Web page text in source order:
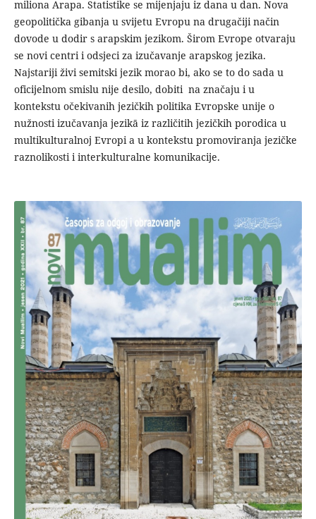
miliona Arapa. Statistike se mijenjaju iz dana u dan. Nova
geopolitička gibanja u svijetu Evropu na drugačiji način
dovode u dodir s arapskim jezikom. Širom Evrope otvaraju
se novi centri i odsjeci za izučavanje arapskog jezika.
Najstariji živi semitski jezik morao bi, ako se to do sada u
oficijelnom smislu nije desilo, dobiti na značaju i u
kontekstu očekivanih jezičkih politika Evropske unije o
nužnosti izučavanja jezikā iz različitih jezičkih porodica u
multikulturalnoj Evropi a u kontekstu promoviranja jezičke
raznolikosti i interkulturalne komunikacije.